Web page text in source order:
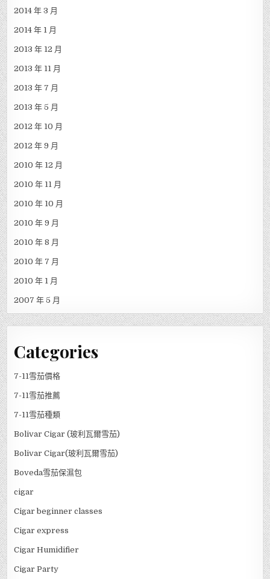
2014 年 3 月
2014 年 1 月
2013 年 12 月
2013 年 11 月
2013 年 7 月
2013 年 5 月
2012 年 10 月
2012 年 9 月
2010 年 12 月
2010 年 11 月
2010 年 10 月
2010 年 9 月
2010 年 8 月
2010 年 7 月
2010 年 1 月
2007 年 5 月
Categories
7-11雪茄價格
7-11雪茄推薦
7-11雪茄種類
Bolivar Cigar (玻利瓦爾雪茄)
Bolivar Cigar(玻利瓦爾雪茄)
Boveda雪茄保濕包
cigar
Cigar beginner classes
Cigar express
Cigar Humidifier
Cigar Party